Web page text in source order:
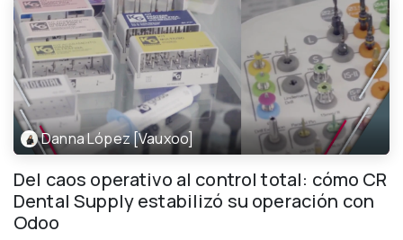
Danna López [Vauxoo]
Del caos operativo al control total: cómo CR
Dental Supply estabilizó su operación con
Odoo